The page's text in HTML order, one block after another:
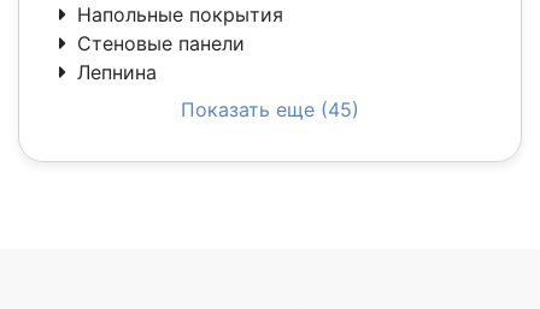
Напольные покрытия
Стеновые панели
Лепнина
Показать еще (45)